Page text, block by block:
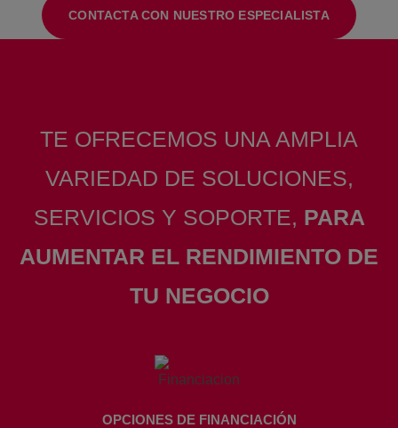
CONTACTA CON NUESTRO ESPECIALISTA
TE OFRECEMOS UNA AMPLIA
VARIEDAD DE SOLUCIONES,
SERVICIOS Y SOPORTE, PARA
AUMENTAR EL RENDIMIENTO DE
TU NEGOCIO
OPCIONES DE FINANCIACIÓN